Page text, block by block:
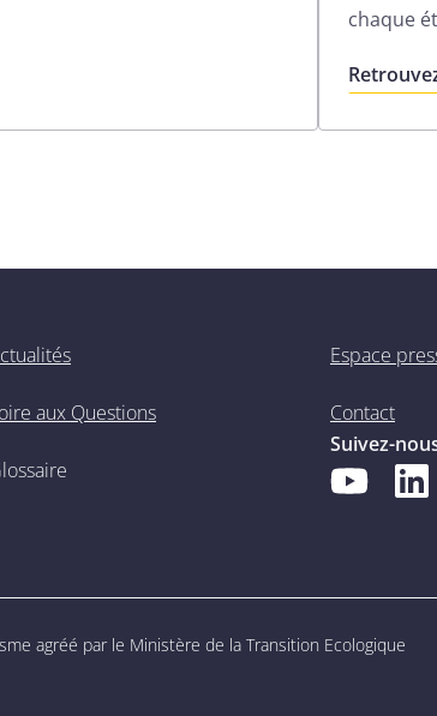
chaque
aux Questions
Espace
Contact
Suivez-
agréé par le Ministère de la Transition Ecologique